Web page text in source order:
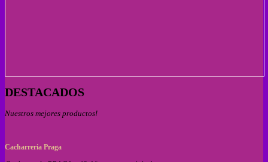
DESTACADOS
Nuestros mejores productos!
Cacharreria Praga